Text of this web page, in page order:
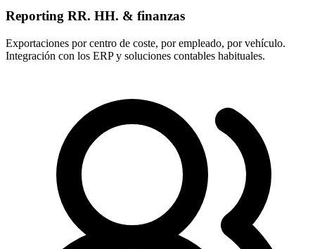
Reporting RR. HH. & finanzas
Exportaciones por centro de coste, por empleado, por vehículo.
Integración con los ERP y soluciones contables habituales.